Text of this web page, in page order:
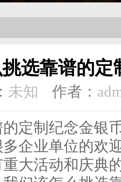
选靠谱的定
未知 作者：
定制纪念金银
企业单位的欢
大活动和庆典